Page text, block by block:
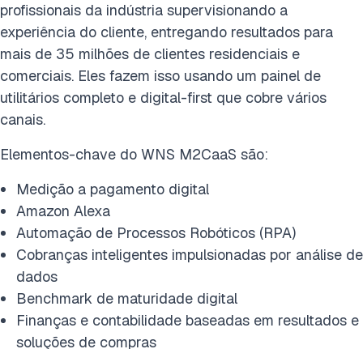
profissionais da indústria supervisionando a
experiência do cliente, entregando resultados para
mais de 35 milhões de clientes residenciais e
comerciais. Eles fazem isso usando um painel de
utilitários completo e digital-first que cobre vários
canais.
Elementos-chave do WNS M2CaaS são:
Medição a pagamento digital
Amazon Alexa
Automação de Processos Robóticos (RPA)
Cobranças inteligentes impulsionadas por análise de
dados
Benchmark de maturidade digital
Finanças e contabilidade baseadas em resultados e
soluções de compras